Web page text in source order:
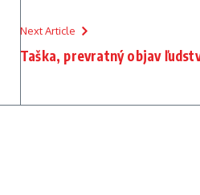
Next Article
Taška, prevratný objav